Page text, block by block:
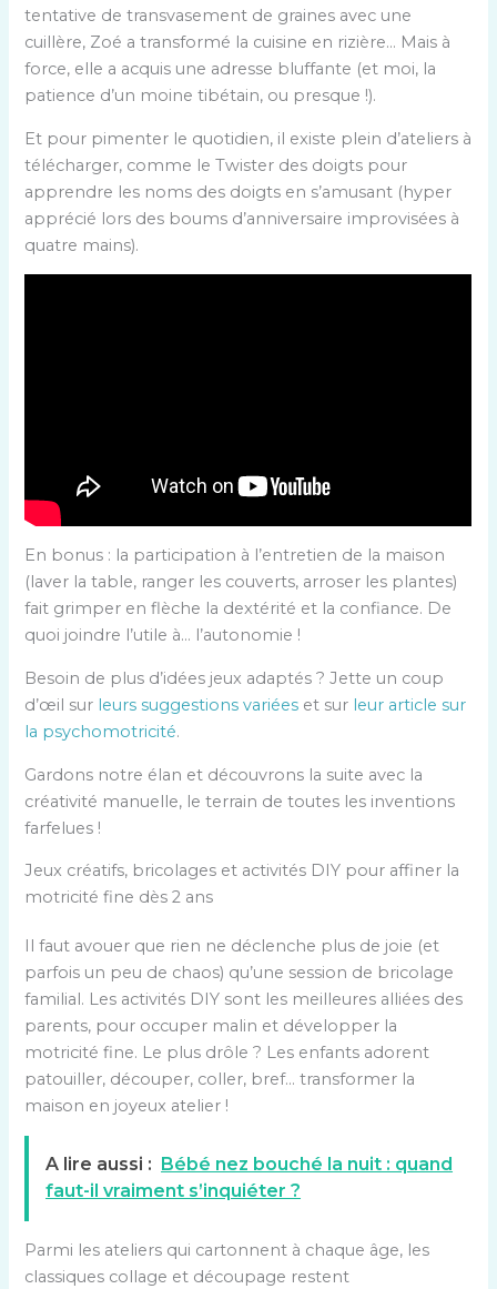
tentative de transvasement de graines avec une
cuillère, Zoé a transformé la cuisine en rizière… Mais à
force, elle a acquis une adresse bluffante (et moi, la
patience d’un moine tibétain, ou presque !).
Et pour pimenter le quotidien, il existe plein d’ateliers à
télécharger, comme le Twister des doigts pour
apprendre les noms des doigts en s’amusant (hyper
apprécié lors des boums d’anniversaire improvisées à
quatre mains).
En bonus : la participation à l’entretien de la maison
(laver la table, ranger les couverts, arroser les plantes)
fait grimper en flèche la dextérité et la confiance. De
quoi joindre l’utile à… l’autonomie !
Besoin de plus d’idées jeux adaptés ? Jette un coup
d’œil sur leurs suggestions variées et sur leur article sur
la psychomotricité.
Gardons notre élan et découvrons la suite avec la
créativité manuelle, le terrain de toutes les inventions
farfelues !
Jeux créatifs, bricolages et activités DIY pour affiner la
motricité fine dès 2 ans
Il faut avouer que rien ne déclenche plus de joie (et
parfois un peu de chaos) qu’une session de bricolage
familial. Les activités DIY sont les meilleures alliées des
parents, pour occuper malin et développer la
motricité fine. Le plus drôle ? Les enfants adorent
patouiller, découper, coller, bref… transformer la
maison en joyeux atelier !
A lire aussi :
Bébé nez bouché la nuit : quand
faut-il vraiment s’inquiéter ?
Parmi les ateliers qui cartonnent à chaque âge, les
classiques collage et découpage restent